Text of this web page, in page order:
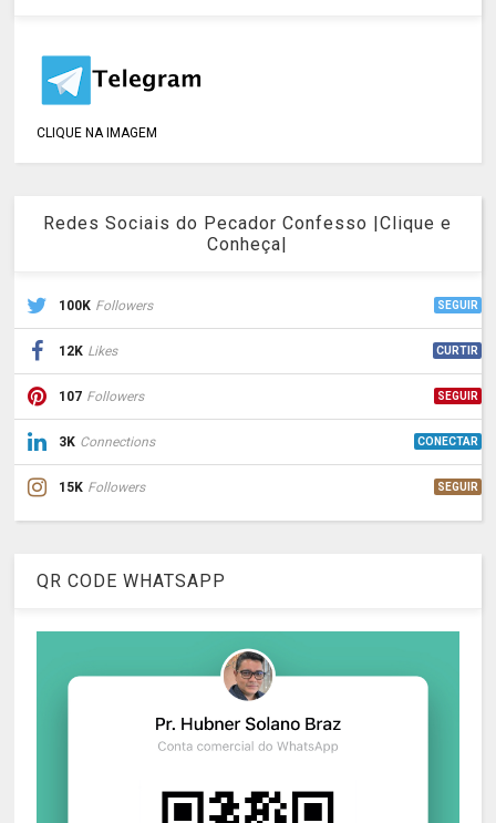
CLIQUE NA IMAGEM
Redes Sociais do Pecador Confesso |Clique e
Conheça|
100K Followers SEGUIR
12K Likes CURTIR
107 Followers SEGUIR
3K Connections CONECTAR
15K Followers SEGUIR
QR CODE WHATSAPP